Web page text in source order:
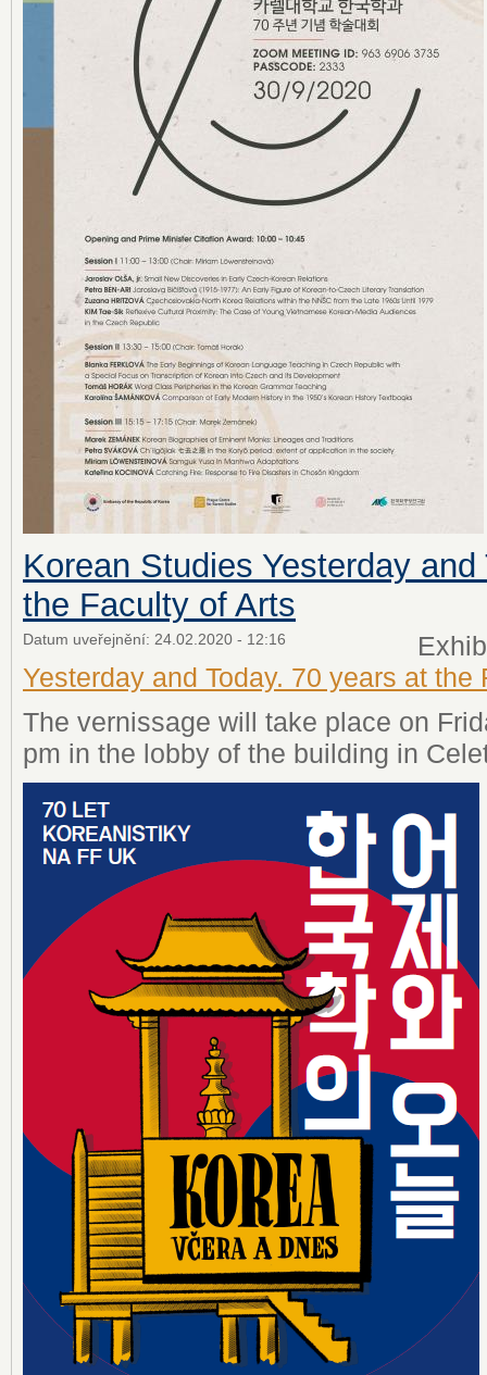
Korean Studies Yesterday
the Faculty of Arts
Datum uveřejnění: 24.02.2020 - 12:16
Yesterday and Today. 70 years at the
The vernissage will take place on
pm in the lobby of the building in